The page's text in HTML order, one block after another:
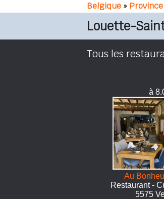
Belgique »
Louette-
Tous les
à
Au
Restaurant -
5575